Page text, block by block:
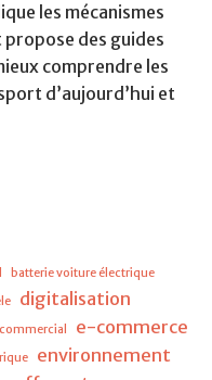
les mécanismes
des guides
comprendre les
d’aujourd’hui et
batterie voiture électrique
digitalisation
e-commerce
environnement